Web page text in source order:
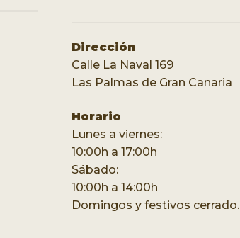
Dirección
Calle La Naval 169
Las Palmas de Gran Canaria
Horario
Lunes a viernes:
10:00h a 17:00h
Sábado:
10:00h a 14:00h
Domingos y festivos cerrado.